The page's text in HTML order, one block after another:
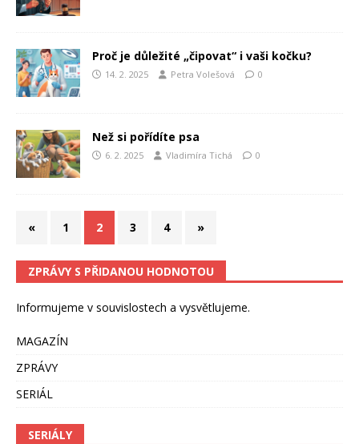
Proč je důležité „čipovat“ i vaši kočku?
14. 2. 2025 Petra Volešová 0
Než si pořídíte psa
6. 2. 2025 Vladimíra Tichá 0
« 1 2 3 4 »
ZPRÁVY S PŘIDANOU HODNOTOU
Informujeme v souvislostech a vysvětlujeme.
MAGAZÍN
ZPRÁVY
SERIÁL
SERIÁLY